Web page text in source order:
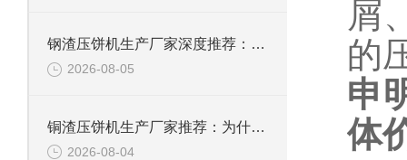
钢渣压饼机生产厂家深度推荐：为何恩派特成为高净值产线的优选
2026-08-05
铜渣压饼机生产厂家推荐：为什么恩派特成为众多企业的信赖？
2026-08-04
屑
的
申
体